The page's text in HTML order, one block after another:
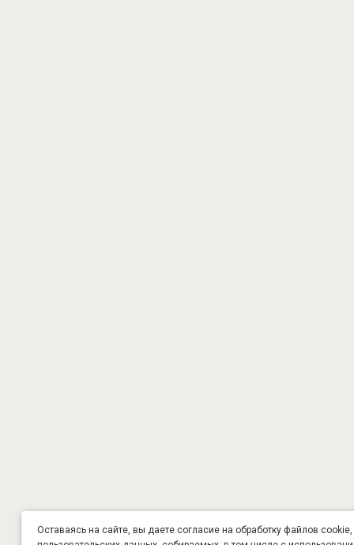
Оставаясь на сайте, вы даете согласие на обработку файлов cookie,